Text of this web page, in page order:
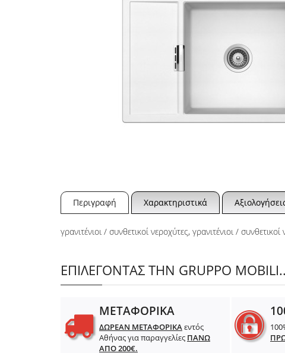
Περιγραφή Χαρακτηριστικά
γρανιτένιοι / συνθετικοί νεροχύτες, γρανιτένιοι /
ΕΠΙΛΕΓΟΝΤΑΣ ΤΗΝ GRUPPO
ΜΕΤΑΦΟΡΙΚΑ
ΔΩΡΕΑΝ ΜΕΤΑΦΟΡΙΚΑεντός
Αθήνας για παραγγελίες ΠΑΝΩ
ΑΠΟ 200€.